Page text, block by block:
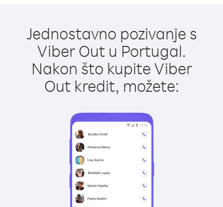
Jednostavno pozivanje s
Viber Out u Portugal.
Nakon što kupite Viber
Out kredit, možete: